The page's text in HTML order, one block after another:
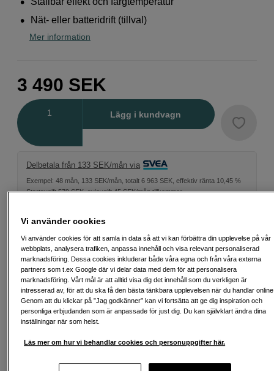
Nät- eller batteridrift (tillval)
Mer information
3 490 SEK
Lägg i kundvagn
Delbetala från 133 SEK/mån via
Exempel: 48 mån, 133 SEK/mån, totalt 6 963 SEK, effektiv ränta 10,45 %
Startavgift 579 SEK, aviavgift 45 SEK/mån tillkommer
riskerar du en betalningsanmärkning. Det kan leda till svårigheter att få hyra
och skuldrådgivningen i din kommun. Kontaktuppgifter finns på
konsumentverket.se (öppnas i ny flik)
Fri frakt vid köp över 1 500 kronor
Vi använder cookies
Vi använder cookies för att samla in data så att vi kan förbättra din upplevelse på vår
webbplats, analysera trafiken, anpassa innehåll och visa relevant personaliserad
marknadsföring. Dessa cookies inkluderar både våra egna och från våra externa
partners som t.ex Google där vi delar data med dem för att personalisera
marknadsföring. Vårt mål är att alltid visa dig det innehåll som du verkligen är
intresserad av, för att du ska få den bästa tänkbara upplevelsen när du handlar
Genom att du klickar på ”Jag godkänner” kan vi fortsätta att ge dig inspiration och
personliga erbjudanden som är anpassade för just dig. Du kan självklart ändra dina
inställningar när som helst.
Läs mer om hur vi behandlar cookies och personuppgifter här.